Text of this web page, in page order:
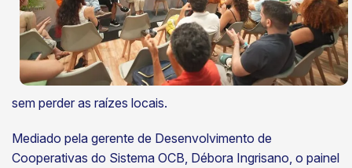
sem perder as raízes locais.
Mediado pela gerente de Desenvolvimento de
Cooperativas do Sistema OCB, Débora Ingrisano, o painel